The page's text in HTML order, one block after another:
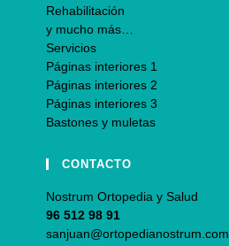
Rehabilitación
y mucho más…
Servicios
Páginas interiores 1
Páginas interiores 2
Páginas interiores 3
Bastones y muletas
CONTACTO
Nostrum Ortopedia y Salud
96 512 98 91
sanjuan@ortopedianostrum.com